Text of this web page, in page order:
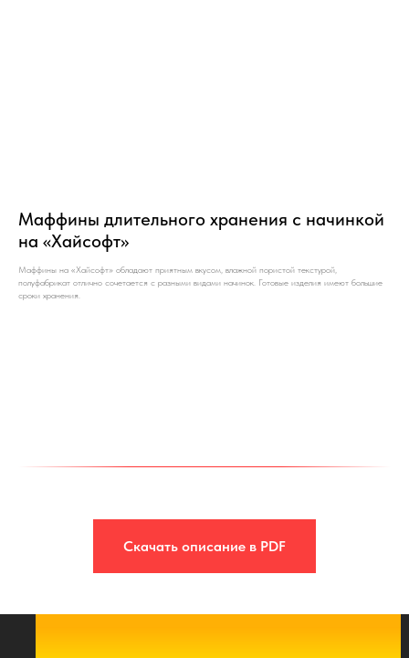
Маффины длительного хранения с начинкой
на «Хайсофт»
Маффины на «Хайсофт» обладают приятным вкусом, влажной пористой текстурой,
полуфабрикат отлично сочетается с разными видами начинок. Готовые изделия имеют большие
сроки хранения.
Скачать описание в PDF